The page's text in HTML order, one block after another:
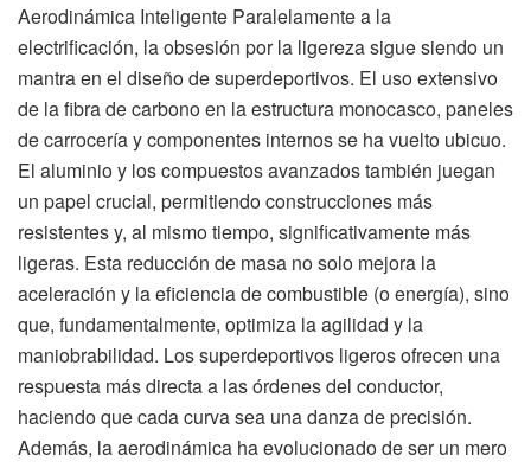
Aerodinámica Inteligente Paralelamente a la
electrificación, la obsesión por la ligereza sigue siendo un
mantra en el diseño de superdeportivos. El uso extensivo
de la fibra de carbono en la estructura monocasco, paneles
de carrocería y componentes internos se ha vuelto ubicuo.
El aluminio y los compuestos avanzados también juegan
un papel crucial, permitiendo construcciones más
resistentes y, al mismo tiempo, significativamente más
ligeras. Esta reducción de masa no solo mejora la
aceleración y la eficiencia de combustible (o energía), sino
que, fundamentalmente, optimiza la agilidad y la
maniobrabilidad. Los superdeportivos ligeros ofrecen una
respuesta más directa a las órdenes del conductor,
haciendo que cada curva sea una danza de precisión.
Además, la aerodinámica ha evolucionado de ser un mero